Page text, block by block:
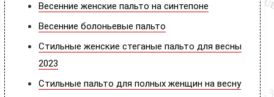
Весенние женские пальто на синтепоне
Весенние болоньевые пальто
Стильные женские стеганые пальто для весны
2023
Стильные пальто для полных женщин на весну